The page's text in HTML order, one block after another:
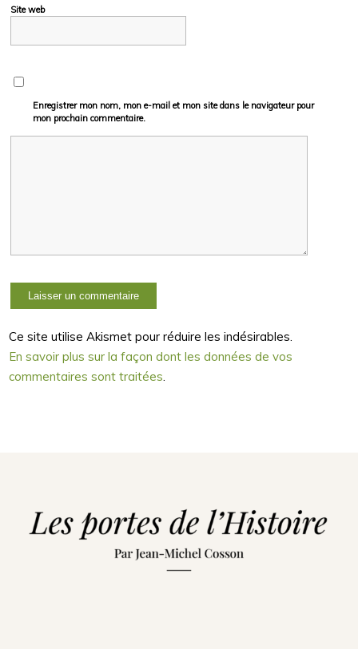
Site web
Enregistrer mon nom, mon e-mail et mon site dans le navigateur pour
mon prochain commentaire.
Ce site utilise Akismet pour réduire les indésirables.
En savoir plus sur la façon dont les données de vos
commentaires sont traitées.